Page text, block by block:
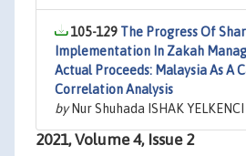
105-129 The Progress Of
Implementation In Zakah
Actual Proceeds: Malaysia As A
Correlation Analysis
byNur Shuhada ISHAK YELKENCI
2021, Volume 4, Issue 2